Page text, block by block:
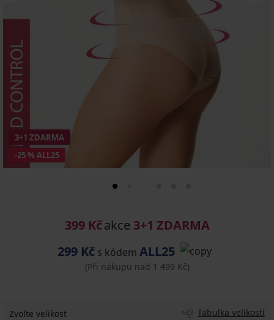
-25 % ALL25
3+1 ZDARMA
399 Kčakce 3+1 ZDARMA
299 Kč s kódem ALL25
(Při nákupu nad 1 499 Kč)
Zvolte velikost Tabulka velikostí